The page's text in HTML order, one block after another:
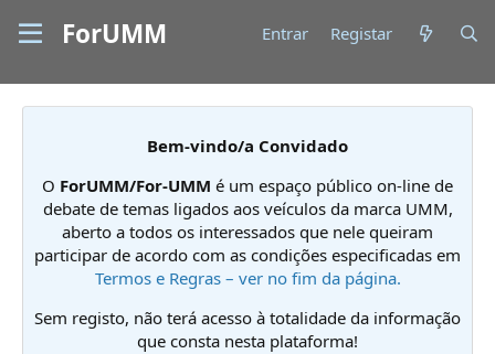
ForUMM Entrar Registar
Bem-vindo/a Convidado
O ForUMM/For-UMM é um espaço público on-line de
debate de temas ligados aos veículos da marca UMM,
aberto a todos os interessados que nele queiram
participar de acordo com as condições especificadas em
Termos e Regras – ver no fim da página.
Sem registo, não terá acesso à totalidade da informação
que consta nesta plataforma!